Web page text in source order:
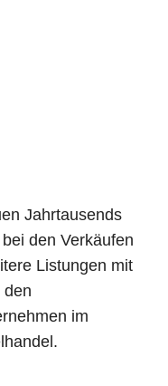
Jahrtausends
den Verkäufen
Listungen mit
den
im